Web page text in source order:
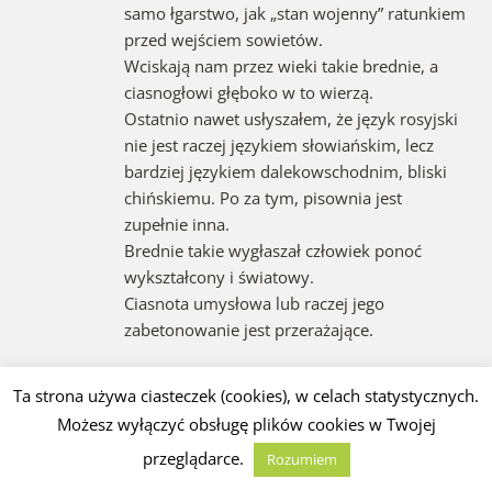
samo łgarstwo, jak „stan wojenny” ratunkiem
przed wejściem sowietów.
Wciskają nam przez wieki takie brednie, a
ciasnogłowi głęboko w to wierzą.
Ostatnio nawet usłyszałem, że język rosyjski
nie jest raczej językiem słowiańskim, lecz
bardziej językiem dalekowschodnim, bliski
chińskiemu. Po za tym, pisownia jest
zupełnie inna.
Brednie takie wygłaszał człowiek ponoć
wykształcony i światowy.
Ciasnota umysłowa lub raczej jego
zabetonowanie jest przerażające.
27 lipca odwiedziłem Festiwal Wikingów i
Słowian w Wolinie.
Chwała organizatorom za popularyzację
Ta strona używa ciasteczek (cookies), w celach statystycznych.
Możesz wyłączyć obsługę plików cookies w Twojej
przeglądarce.
Rozumiem